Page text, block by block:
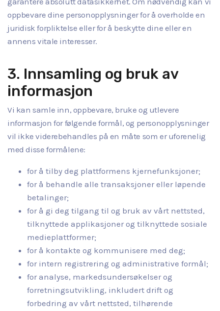
oppbevare dine personopplysninger for å overholde en
juridisk forpliktelse eller for å beskytte dine eller en
annens vitale interesser.
3. Innsamling og bruk av
informasjon
Vi kan samle inn, oppbevare, bruke og utlevere
informasjon for følgende formål, og personopplysninger
vil ikke viderebehandles på en måte som er uforenelig
med disse formålene:
for å tilby deg plattformens kjernefunksjoner;
for å behandle alle transaksjoner eller løpende
betalinger;
for å gi deg tilgang til og bruk av vårt nettsted,
tilknyttede applikasjoner og tilknyttede sosiale
medieplattformer;
for å kontakte og kommunisere med deg;
for intern registrering og administrative formål;
for analyse, markedsundersøkelser og
forretningsutvikling, inkludert drift og
forbedring av vårt nettsted, tilhørende